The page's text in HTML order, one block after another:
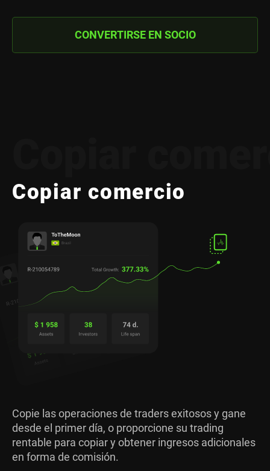
CONVERTIRSE EN SOCIO
Copiar comercio
Copie las operaciones de traders exitosos y gane
desde el primer día, o proporcione su trading
rentable para copiar y obtener ingresos adicionales
en forma de comisión.